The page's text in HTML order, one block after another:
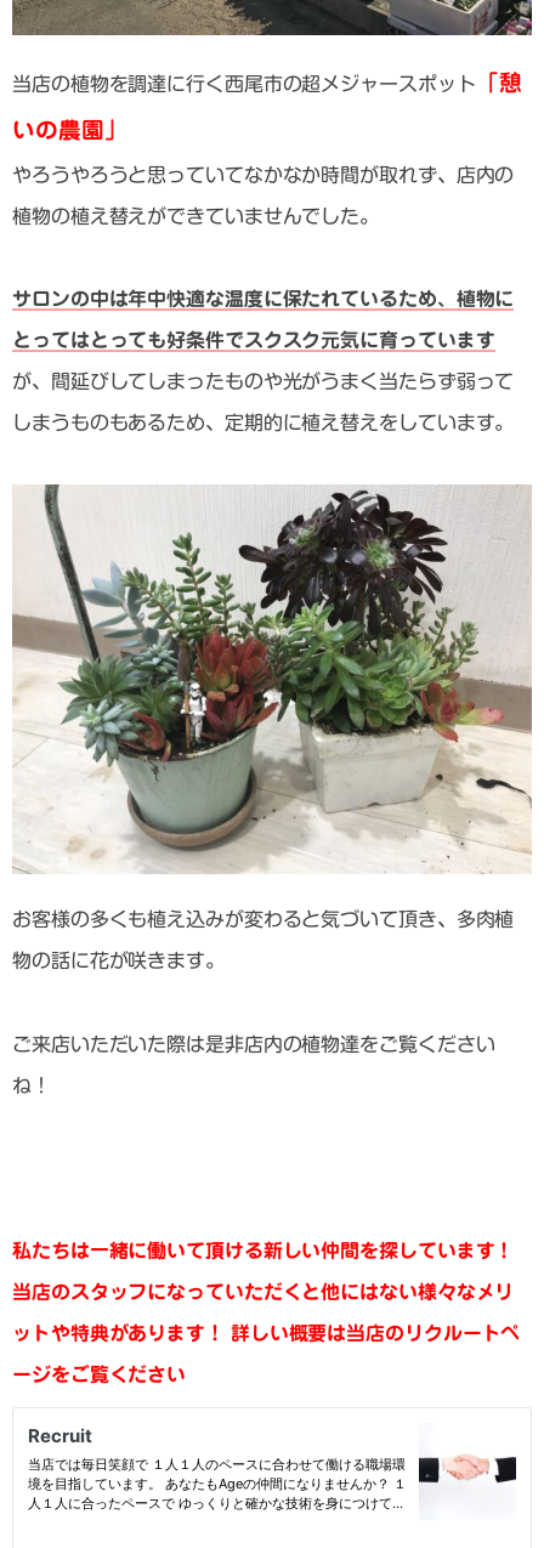
当店の植物を調達に行く西尾市の超メジャースポット 「憩
いの農園」
やろうやろうと思っていてなかなか時間が取れず、店内の
植物の植え替えができていませんでした。
サロンの中は年中快適な温度に保たれているため、植物に
とってはとっても好条件でスクスク元気に育っています
が、間延びしてしまったものや光がうまく当たらず弱って
しまうものもあるため、定期的に植え替えをしています。
お客様の多くも植え込みが変わると気づいて頂き、多肉植
物の話に花が咲きます。
ご来店いただいた際は是非店内の植物達をご覧ください
ね！
私たちは一緒に働いて頂ける新しい仲間を探しています！
当店のスタッフになっていただくと他にはない様々なメリ
ットや特典があります！ 詳しい概要は当店のリクルートペ
ージをご覧ください